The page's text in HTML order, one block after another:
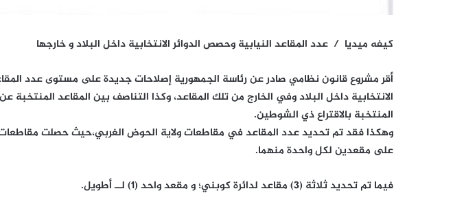
كيفه ميديا / عدد المقاعد النيابية وحصص الدوائر الانتخابية داخل البلاد و خارجها
أقر مشروع قانون نظامي صادر عن رئاسة الجمهورية إصلاحات جديدة على مستوى عدد
الانتخابية داخل البلاد وفي الخارج من تلك المقاعد، وكذا التناصف بين المقاعد المنتخبة
المنتخبة بالاقتراع ذي الشوطين.
وهكذا فقد تم تحديد عدد المقاعد في مقاطعات ولاية الحوض الغربي،حيث حصلت
على مقعدين لكل واحدة منهما.
فيما تم تحديد ثلاثة (3) مقاعد لدائرة كوبني؛ و مقعد واحد (1) لــ أطويل.